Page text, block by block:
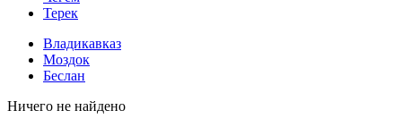
Терек
Владикавказ
Моздок
Беслан
Ничего не найдено